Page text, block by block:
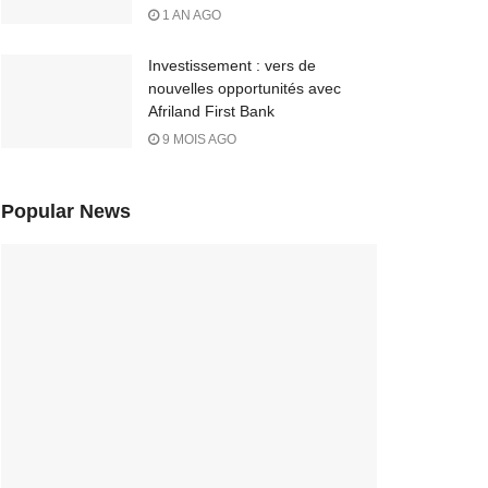
1 AN AGO
Investissement : vers de
nouvelles opportunités avec
Afriland First Bank
9 MOIS AGO
Popular News